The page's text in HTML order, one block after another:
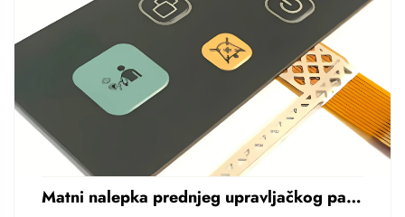
Matni nalepka prednjeg upravljačkog panela Perforirani nalepka od polikarbonata od PVC-a debljine 0,25 mm